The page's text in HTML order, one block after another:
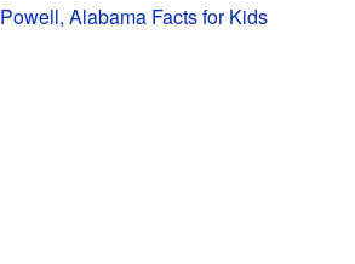
Powell, Alabama Facts for Kids